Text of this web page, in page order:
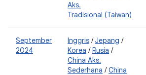
Aks.
Tradisional (Taiwan)
September
2024
Inggris /Jepang /
Korea /Rusia /
China Aks.
Sederhana /China